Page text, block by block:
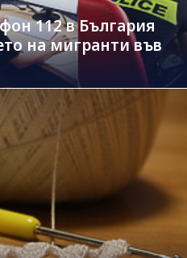
112 в България
на мигранти във